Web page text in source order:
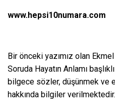
www.hepsi10numara.com
Bir önceki yazımız olan
Soruda Hayatın Anlamı
bilgece sözler, düşünmek ve
hakkında bilgiler verilmektedir.